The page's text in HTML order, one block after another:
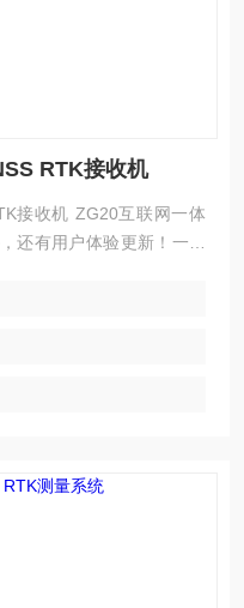
RTK接收机
接收机 ZG20互联网一体
还有用户体验更新！一键
高互联网一键数据分享测
回家，轻松！一键数据分